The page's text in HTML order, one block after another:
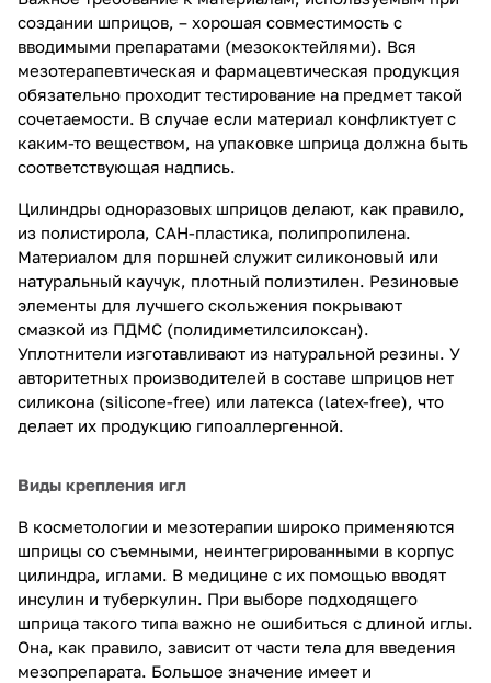
создании шприцов, – хорошая совместимость с
вводимыми препаратами (мезококтейлями). Вся
мезотерапевтическая и фармацевтическая продукция
обязательно проходит тестирование на предмет такой
сочетаемости. В случае если материал конфликтует с
каким-то веществом, на упаковке шприца должна быть
соответствующая надпись.
Цилиндры одноразовых шприцов делают, как правило,
из полистирола, САН-пластика, полипропилена.
Материалом для поршней служит силиконовый или
натуральный каучук, плотный полиэтилен. Резиновые
элементы для лучшего скольжения покрывают
смазкой из ПДМС (полидиметилсилоксан).
Уплотнители изготавливают из натуральной резины. У
авторитетных производителей в составе шприцов нет
силикона (silicone-free) или латекса (latex-free), что
делает их продукцию гипоаллергенной.
Виды крепления игл
В косметологии и мезотерапии широко применяются
шприцы со съемными, неинтегрированными в корпус
цилиндра, иглами. В медицине с их помощью вводят
инсулин и туберкулин. При выборе подходящего
шприца такого типа важно не ошибиться с длиной иглы.
Она, как правило, зависит от части тела для введения
мезопрепарата. Большое значение имеет и